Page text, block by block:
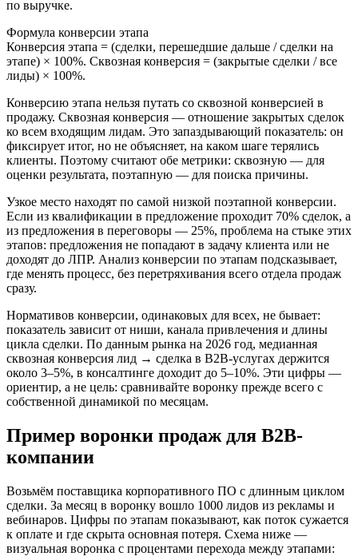
по выручке.
Формула конверсии этапа
Конверсия этапа = (сделки, перешедшие дальше / сделки на
этапе) × 100%. Сквозная конверсия = (закрытые сделки / все
лиды) × 100%.
Конверсию этапа нельзя путать со сквозной конверсией в
продажу. Сквозная конверсия — отношение закрытых сделок
ко всем входящим лидам. Это запаздывающий показатель: он
фиксирует итог, но не объясняет, на каком шаге терялись
клиенты. Поэтому считают обе метрики: сквозную — для
оценки результата, поэтапную — для поиска причины.
Узкое место находят по самой низкой поэтапной конверсии.
Если из квалификации в предложение проходит 70% сделок, а
из предложения в переговоры — 25%, проблема на стыке этих
этапов: предложения не попадают в задачу клиента или не
доходят до ЛПР. Анализ конверсии по этапам подсказывает,
где менять процесс, без перетряхивания всего отдела продаж
сразу.
Нормативов конверсии, одинаковых для всех, не бывает:
показатель зависит от ниши, канала привлечения и длины
цикла сделки. По данным рынка на 2026 год, медианная
сквозная конверсия лид → сделка в B2B-услугах держится
около 3–5%, в консалтинге доходит до 5–10%. Эти цифры —
ориентир, а не цель: сравнивайте воронку прежде всего с
собственной динамикой по месяцам.
Пример воронки продаж для B2B-
компании
Возьмём поставщика корпоративного ПО с длинным циклом
сделки. За месяц в воронку вошло 1000 лидов из рекламы и
вебинаров. Цифры по этапам показывают, как поток сужается
к оплате и где скрыта основная потеря. Схема ниже —
визуальная воронка с процентами перехода между этапами: